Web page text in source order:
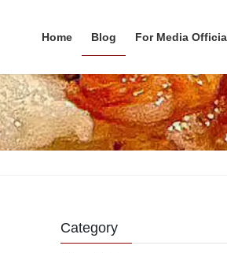
Home Blog For Media
Category